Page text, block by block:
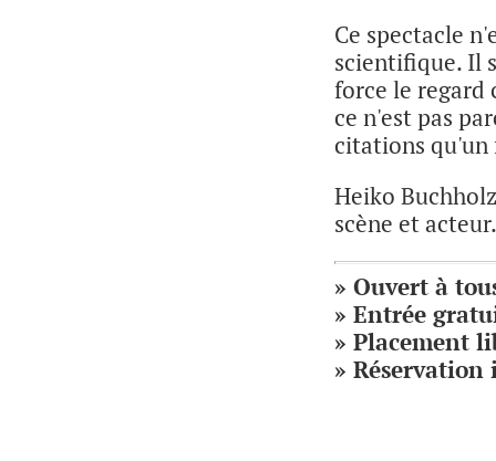
Ce spectacle
scientifique. Il
force le regard
ce n'est pas
citations
Heiko
scène et acteur.
» Ouvert à
» Entrée
» Placement
» Réservation